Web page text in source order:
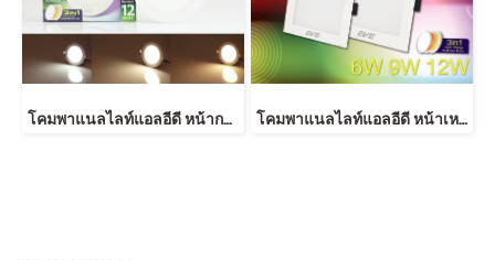
โคมพาแนลไลท์แอลอีดี หน้ากลม เปลี่ยนสีได้ 3 สีด้วยสวิตซ์ ปิด-เปิดทั่วไป ขนาด 6, 9 และ12 LED Panel Color Change 6,9,12W. โคมพาแนลไลท์แอลอีดี หน้าเหลี่ยม เปลี่ยนสีได้ 3 สีด้วยสวิตซ์ ปิด-เปิดทั่วไป ขนาด 6, 9 และ12 วัตต์ LED Panel Color Change Square